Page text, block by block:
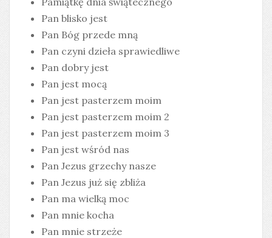
Pan blisko jest
Pan Bóg przede mną
Pan czyni dzieła sprawiedliwe
Pan dobry jest
Pan jest mocą
Pan jest pasterzem moim
Pan jest pasterzem moim 2
Pan jest pasterzem moim 3
Pan jest wśród nas
Pan Jezus grzechy nasze
Pan Jezus już się zbliża
Pan ma wielką moc
Pan mnie kocha
Pan mnie strzeże